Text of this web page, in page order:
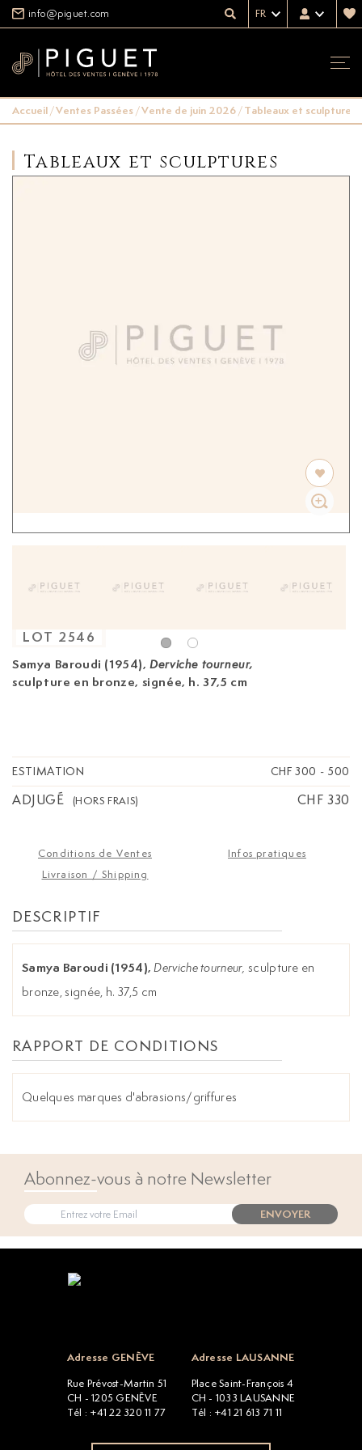
info@piguet.com FR
Accueil/Ventes Passées/Vente de juin 2026/Tableaux et sculptures
Tableaux et sculptures
Samya Baroudi (1954), Derviche tourneur,
sculpture en bronze, signée, h. 37,5 cm
LOT 2546
ESTIMATION CHF 300 - 500
ADJUGÉ (HORS FRAIS) CHF 330
Conditions de Ventes
Infos pratiques
Livraison / Shipping
DESCRIPTIF
Samya Baroudi (1954), Derviche tourneur, sculpture en
bronze, signée, h. 37,5 cm
RAPPORT DE CONDITIONS
Quelques marques d'abrasions/griffures
Abonnez-vous à notre Newsletter
ENVOYER
Adresse GENÈVE
Rue Prévost-Martin 51
CH - 1205 GENÈVE
Tél : +41 22 320 11 77
Adresse LAUSANNE
Place Saint-François 4
CH - 1033 LAUSANNE
Tél : +41 21 613 71 11